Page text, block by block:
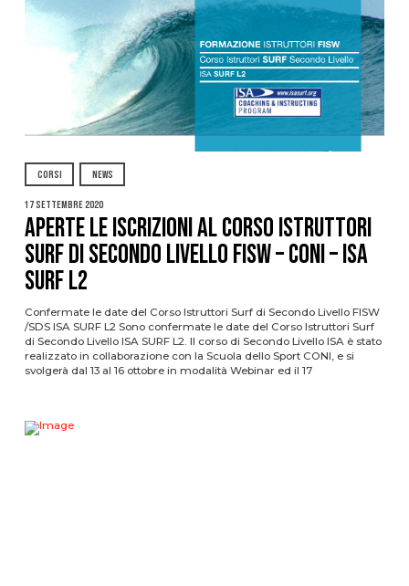
CORSI NEWS
17 Settembre 2020
APERTE LE ISCRIZIONI AL CORSO ISTRUTTORI
SURF DI SECONDO LIVELLO FISW – CONI – ISA
SURF L2
Confermate le date del Corso Istruttori Surf di Secondo Livello FISW
/SDS ISA SURF L2 Sono confermate le date del Corso Istruttori Surf
di Secondo Livello ISA SURF L2. Il corso di Secondo Livello ISA è stato
realizzato in collaborazione con la Scuola dello Sport CONI, e si
svolgerà dal 13 al 16 ottobre in modalità Webinar ed il 17